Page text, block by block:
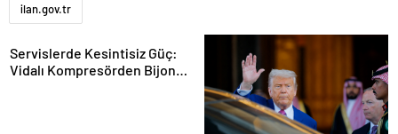
ilan.gov.tr
Servislerde Kesintisiz Güç:
Vidalı Kompresörden Bijon